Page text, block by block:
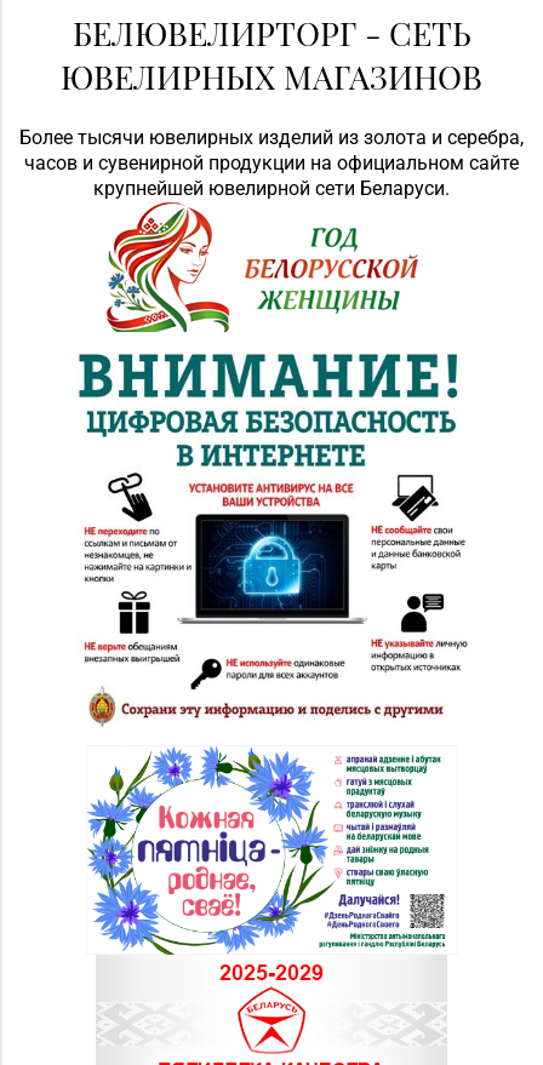
БЕЛЮВЕЛИРТОРГ - СЕТЬ
ЮВЕЛИРНЫХ МАГАЗИНОВ
Более тысячи ювелирных изделий из золота и серебра,
часов и сувенирной продукции на официальном сайте
крупнейшей ювелирной сети Беларуси.